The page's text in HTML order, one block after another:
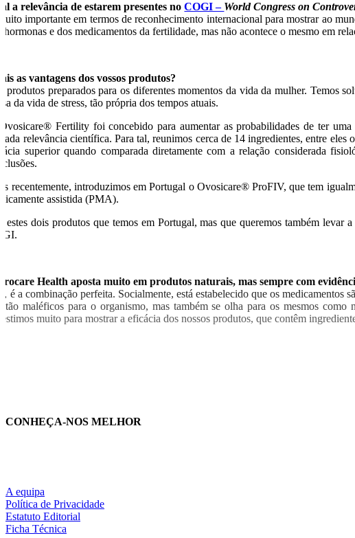
a relevância de estarem presentes noCOGI – World Congress on
importante em termos de reconhecimento internacional para mostrar ao
hormonas e dos medicamentos da fertilidade, mas não acontece o mesmo em
as vantagens dos vossos produtos?
produtos preparados para os diferentes momentos da vida da mulher. Temos
da vida de stress, tão própria dos tempos atuais.
Fertility foi concebido para aumentar as probabilidades de ter
relevância científica. Para tal, reunimos cerca de 14 ingredientes, entre
superior quando comparada diretamente com a relação considerada
recentemente, introduzimos em Portugal o Ovosicare® ProFIV, que tem
assistida (PMA).
estes dois produtos que temos em Portugal, mas que queremos também
Health aposta muito em produtos naturais, mas sempre com
é a combinação perfeita. Socialmente, está estabelecido que os medicamentos
tão maléficos para o organismo, mas também se olha para os mesmos
muito para mostrar a eficácia dos nossos produtos, que contêm
CONHEÇA-NOS MELHOR
A equipa
Política de Privacidade
Estatuto Editorial
Ficha Técnica